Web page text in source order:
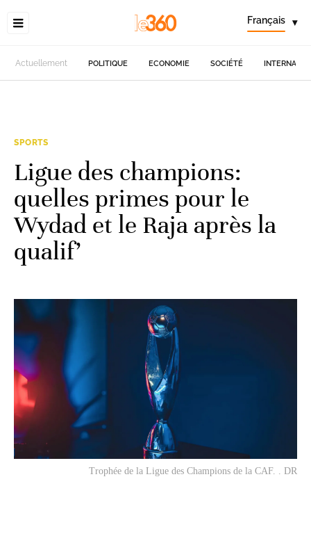
Français ▾
Actuellement POLITIQUE ECONOMIE SOCIÉTÉ
SPORTS
Ligue des champions:
quelles primes pour le
Wydad et le Raja après la
qualif’
Trophée de la Ligue des Champions de la CAF. . DR